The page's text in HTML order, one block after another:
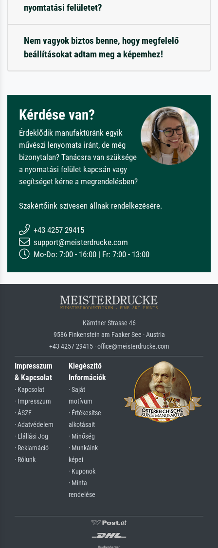
nyomtatási felületet?
Nem vagyok biztos benne, hogy megfelelő
beállításokat adtam meg a képemhez!
Kérdése van?
Érdeklődik manufaktúránk egyik
művészi lenyomata iránt, de még
bizonytalan? Tanácsra van szüksége
a nyomatási felület kapcsán vagy
segítséget kérne a megrendelésben?
Szakértőink szívesen állnak rendelkezésére.
+43 4257 29415
support@meisterdrucke.com
Mo-Do: 7:00 - 16:00 | Fr: 7:00 - 13:00
Kärntner Strasse 46
9586 Finkenstein am Faaker See · Austria
+43 4257 29415 · office@meisterdrucke.com
Impresszum
& Kapcsolat
· Kapcsolat
· Impresszum
· ÁSZF
· Adatvédelem
· Elállási Jog
· Reklamáció
· Rólunk
Kiegészítő
Információk
· Saját
motívum
· Értékesítse
alkotásait
· Minőség
· Munkáink
képei
· Kuponok
· Minta
rendelése